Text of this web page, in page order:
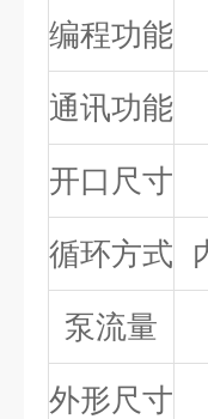
编程功能
通讯功能
开口尺寸
循环方式
泵流量
外形尺寸